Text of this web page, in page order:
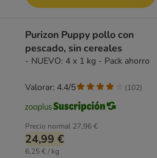
Purizon Puppy pollo con
pescado, sin cereales
- NUEVO: 4 x 1 kg - Pack ahorro
Precio normal 27,96 €
24,99 €
6,25 € / kg
Valorar: 4.4/5 (102)